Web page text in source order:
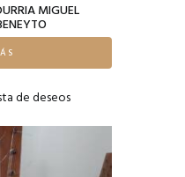
MIGUEL
de deseos